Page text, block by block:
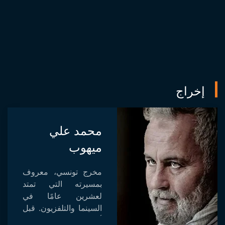
إخراج
محمد علي
ميهوب
مخرج تونسي، معروف
بمسيرته التي تمتد
لعشرين عامًا في
السينما والتلفزيون. قبل